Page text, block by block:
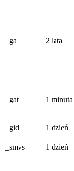
_ga 2 lata
_gat 1 minuta
_gid
1 dzień
_smvs
1 dzień